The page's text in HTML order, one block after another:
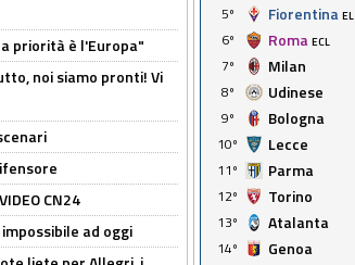
priorità è l'Europa"
noi siamo pronti! Vi
CN24
ad oggi
5º
Fiorentina EL
6º
Roma ECL
7º
Milan
8º
Udinese
9º
Bologna
10º
Lecce
11º
Parma
12º
Torino
13º
Atalanta
14º
Genoa